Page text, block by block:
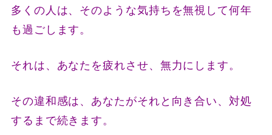
多くの人は、そのような気持ちを無視して何年
も過ごします。
それは、あなたを疲れさせ、無力にします。
その違和感は、あなたがそれと向き合い、対処
するまで続きます。